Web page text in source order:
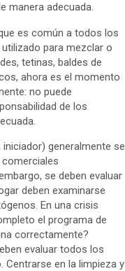
manera adecuada.
es común a todos los
para mezclar o
tetinas, baldes de
ahora es el momento
no puede
de los
generalmente se
se deben evaluar
deben examinarse
En una crisis
el programa de
correctamente?
evaluar todos los
en la limpieza y